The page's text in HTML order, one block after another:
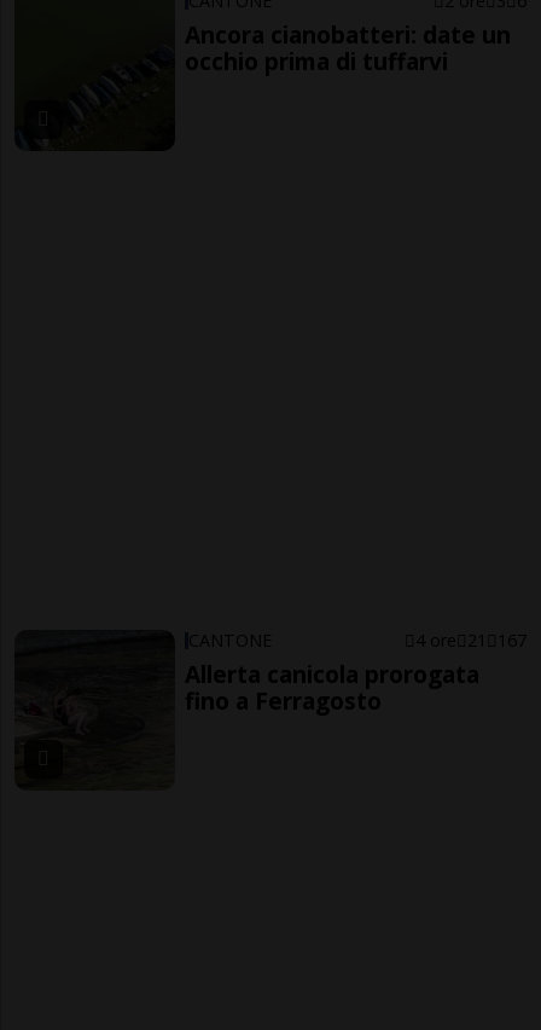
Ancora cianobatteri: date un
occhio prima di tuffarvi
CANTONE 4 ore 21 167
Allerta canicola prorogata
fino a Ferragosto